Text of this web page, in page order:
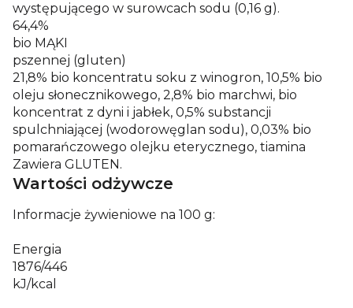
występującego w surowcach sodu (0,16 g).
64,4%
bio MĄKI
pszennej (gluten)
21,8% bio koncentratu soku z winogron, 10,5% bio
oleju słonecznikowego, 2,8% bio marchwi, bio
koncentrat z dyni i jabłek, 0,5% substancji
spulchniającej (wodorowęglan sodu), 0,03% bio
pomarańczowego olejku eterycznego, tiamina
Zawiera GLUTEN.
Wartości odżywcze
Informacje żywieniowe na 100 g:
Energia
1876/446
kJ/kcal